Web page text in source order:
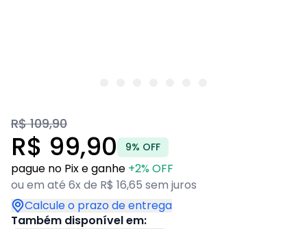
R$ 109,90
R$ 99,90 9% OFF
pague no Pix e ganhe +2% OFF
ou em até 6x de R$ 16,65 sem juros
Calcule o prazo de entrega
Também disponível em: